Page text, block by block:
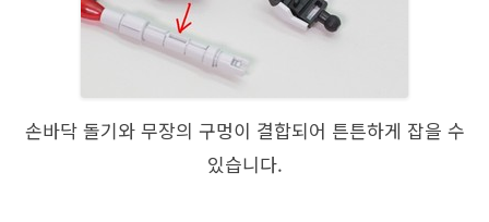
손바닥 돌기와 무장의 구멍이 결합되어 튼튼하게 잡을 수
있습니다.